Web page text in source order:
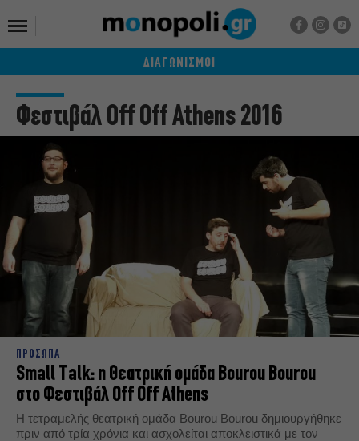
ΔΙΑΓΩΝΙΣΜΟΙ
Φεστιβάλ Off Off Athens 2016
ΠΡΟΣΩΠΑ
Small Talk: η Θεατρική ομάδα Bourou Bourou
στο Φεστιβάλ Off Off Athens
Η τετραμελής θεατρική ομάδα Bourou Bourou δημιουργήθηκε
πριν από τρία χρόνια και ασχολείται αποκλειστικά με τον